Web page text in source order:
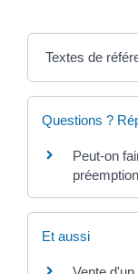
Textes de
Questions ?
Peut-on
Et aussi